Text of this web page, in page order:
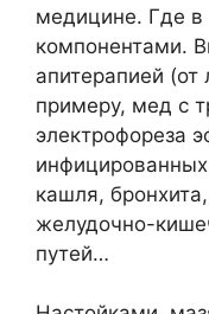
медицине. Где в
компонентами.
апитерапией (от
примеру, мед с
электрофореза
кашля,
желудочно-
путей…